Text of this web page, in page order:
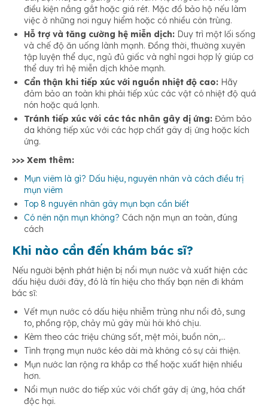
điều kiện nắng gắt hoặc giá rét. Mặc đồ bảo hộ nếu làm
việc ở những nơi nguy hiểm hoặc có nhiều côn trùng.
Hỗ trợ và tăng cường hệ miễn dịch: Duy trì một lối sống
và chế độ ăn uống lành mạnh. Đồng thời, thường xuyên
tập luyện thể dục, ngủ đủ giấc và nghỉ ngơi hợp lý giúp cơ
thể duy trì hệ miễn dịch khỏe mạnh.
Cẩn thận khi tiếp xúc với nguồn nhiệt độ cao: Hãy
đảm bảo an toàn khi phải tiếp xúc các vật có nhiệt độ quá
nón hoặc quá lạnh.
Tránh tiếp xúc với các tác nhân gây dị ứng: Đảm bảo
da không tiếp xúc với các hợp chất gây dị ứng hoặc kích
ứng.
>>> Xem thêm:
Mụn viêm là gì? Dấu hiệu, nguyên nhân và cách điều trị
mụn viêm
Top 8 nguyên nhân gây mụn bạn cần biết
Có nên nặn mụn không? Cách nặn mụn an toàn, đúng
cách
Khi nào cần đến khám bác sĩ?
Nếu người bệnh phát hiện bị nổi mụn nước và xuất hiện các
dấu hiệu dưới đây, đó là tín hiệu cho thấy bạn nên đi khám
bác sĩ:
Vết mụn nước có dấu hiệu nhiễm trùng như nổi đỏ, sưng
to, phồng rộp, chảy mủ gây mùi hôi khó chịu.
Kèm theo các triệu chứng sốt, mệt mỏi, buồn nôn,…
Tình trạng mụn nước kéo dài mà không có sự cải thiện.
Mụn nước lan rộng ra khắp cơ thể hoặc xuất hiện nhiều
hơn.
Nổi mụn nước do tiếp xúc với chất gây dị ứng, hóa chất
độc hại.